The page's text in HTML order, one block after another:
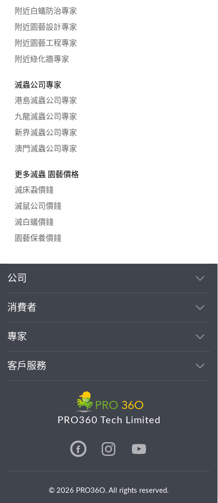
附近白蟻防治專家
附近園藝設計專家
附近園藝工程專家
附近綠化牆專家
滅蟲公司專家
港島滅蟲公司專家
九龍滅蟲公司專家
新界滅蟲公司專家
澳門滅蟲公司專家
更多滅蟲 園藝價格
滅床蝨價錢
滅鼠公司價錢
滅白蟻價錢
園藝保養價錢
公司
消費者
專家
客戶服務
PRO360 Tech Limited
© 2026 PRO36O. All rights reserved.